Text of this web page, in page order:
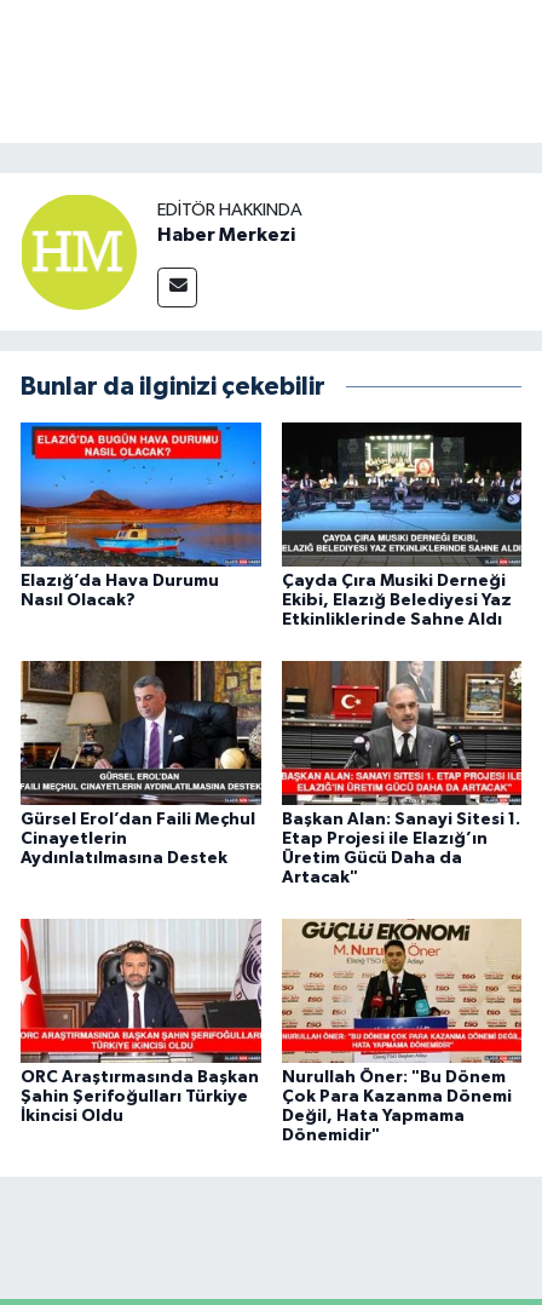
EDITÖR HAKKINDA
Haber Merkezi
Bunlar da ilginizi çekebilir
Elazığ’da Hava Durumu
Nasıl Olacak?
Çayda Çıra Musiki Derneği
Ekibi, Elazığ Belediyesi Yaz
Etkinliklerinde Sahne Aldı
Gürsel Erol’dan Faili Meçhul
Cinayetlerin
Aydınlatılmasına Destek
Başkan Alan: Sanayi Sitesi 1.
Etap Projesi ile Elazığ’ın
Üretim Gücü Daha da
Artacak"
ORC Araştırmasında Başkan
Şahin Şerifoğulları Türkiye
İkincisi Oldu
Nurullah Öner: "Bu Dönem
Çok Para Kazanma Dönemi
Değil, Hata Yapmama
Dönemidir"